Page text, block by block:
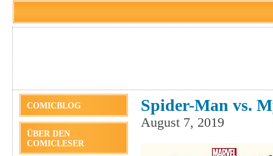
COMICBLOG
ÜBER DEN
COMICLESER
Spider-Man vs.
August 7, 2019